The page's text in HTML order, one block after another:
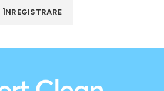
ÎNREGISTRARE